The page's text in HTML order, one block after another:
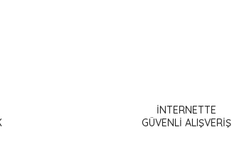
İNTERNETTE
GÜVENLİ ALIŞVERİŞ